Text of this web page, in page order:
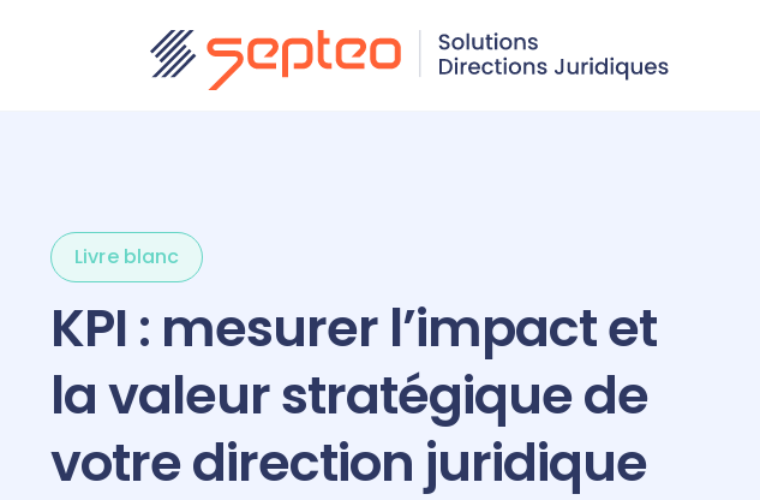
Livre blanc
KPI : mesurer l’impact et
la valeur stratégique de
votre direction juridique